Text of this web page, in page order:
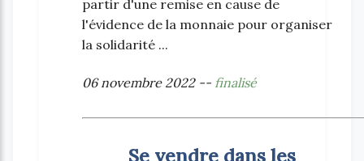
partir d'une remise en cause de
l'évidence de la monnaie pour organiser
la solidarité ...
06 novembre 2022 -- finalisé
Se vendre dans les